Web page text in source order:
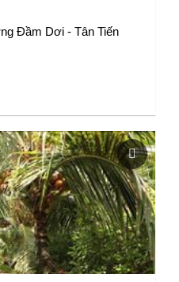
Đầm Dơi - Tân Tiến